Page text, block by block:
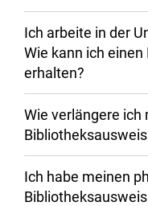
Ich arbeite in der
Wie kann ich
erhalten?
Wie verlängere ich
Ich habe meinen